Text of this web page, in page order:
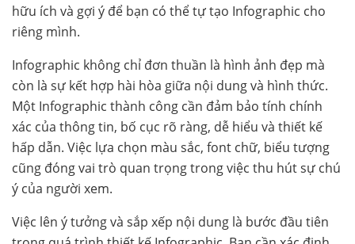
hữu ích và gợi ý để bạn có thể tự tạo Infographic cho
riêng mình.
Infographic không chỉ đơn thuần là hình ảnh đẹp mà
còn là sự kết hợp hài hòa giữa nội dung và hình thức.
Một Infographic thành công cần đảm bảo tính chính
xác của thông tin, bố cục rõ ràng, dễ hiểu và thiết kế
hấp dẫn. Việc lựa chọn màu sắc, font chữ, biểu tượng
cũng đóng vai trò quan trọng trong việc thu hút sự chú
ý của người xem.
Việc lên ý tưởng và sắp xếp nội dung là bước đầu tiên